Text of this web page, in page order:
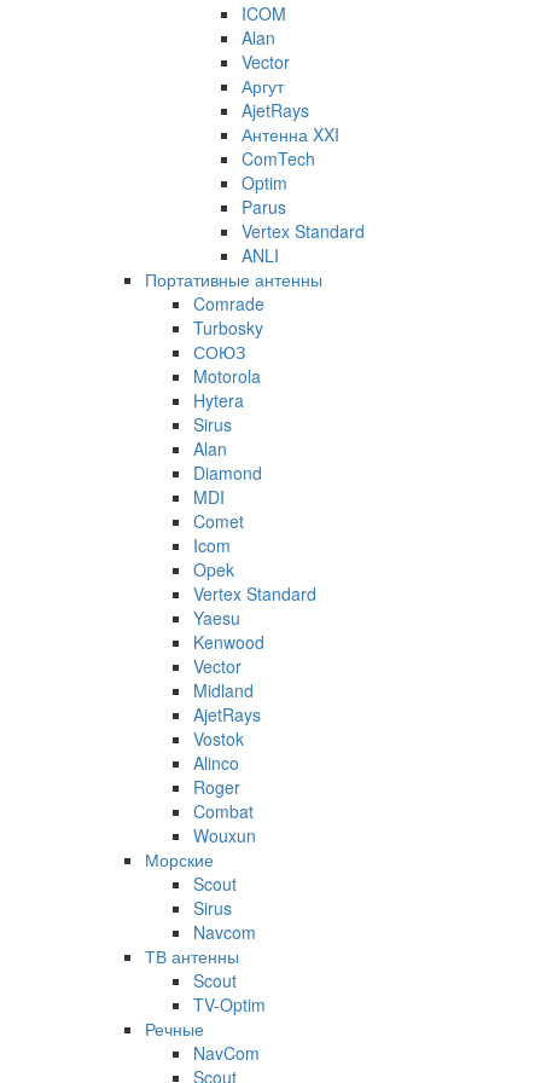
ICOM
Alan
Vector
Аргут
AjetRays
Антенна XXI
ComTech
Optim
Parus
Vertex Standard
ANLI
Портативные антенны
Comrade
Turbosky
СОЮЗ
Motorola
Hytera
Sirus
Alan
Diamond
MDI
Comet
Icom
Opek
Vertex Standard
Yaesu
Kenwood
Vector
Midland
AjetRays
Vostok
Alinco
Roger
Combat
Wouxun
Морские
Scout
Sirus
Navcom
ТВ антенны
Scout
TV-Optim
Речные
NavCom
Scout